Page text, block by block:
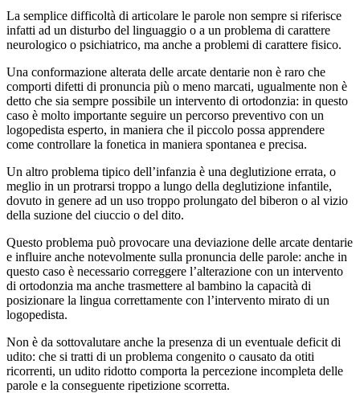
La semplice difficoltà di articolare le parole non sempre si riferisce
infatti ad un disturbo del linguaggio o a un problema di carattere
neurologico o psichiatrico, ma anche a problemi di carattere fisico.
Una conformazione alterata delle arcate dentarie non è raro che
comporti difetti di pronuncia più o meno marcati, ugualmente non è
detto che sia sempre possibile un intervento di ortodonzia: in questo
caso è molto importante seguire un percorso preventivo con un
logopedista esperto, in maniera che il piccolo possa apprendere
come controllare la fonetica in maniera spontanea e precisa.
Un altro problema tipico dell’infanzia è una deglutizione errata, o
meglio in un protrarsi troppo a lungo della deglutizione infantile,
dovuto in genere ad un uso troppo prolungato del biberon o al vizio
della suzione del ciuccio o del dito.
Questo problema può provocare una deviazione delle arcate dentarie
e influire anche notevolmente sulla pronuncia delle parole: anche in
questo caso è necessario correggere l’alterazione con un intervento
di ortodonzia ma anche trasmettere al bambino la capacità di
posizionare la lingua correttamente con l’intervento mirato di un
logopedista.
Non è da sottovalutare anche la presenza di un eventuale deficit di
udito: che si tratti di un problema congenito o causato da otiti
ricorrenti, un udito ridotto comporta la percezione incompleta delle
parole e la conseguente ripetizione scorretta.